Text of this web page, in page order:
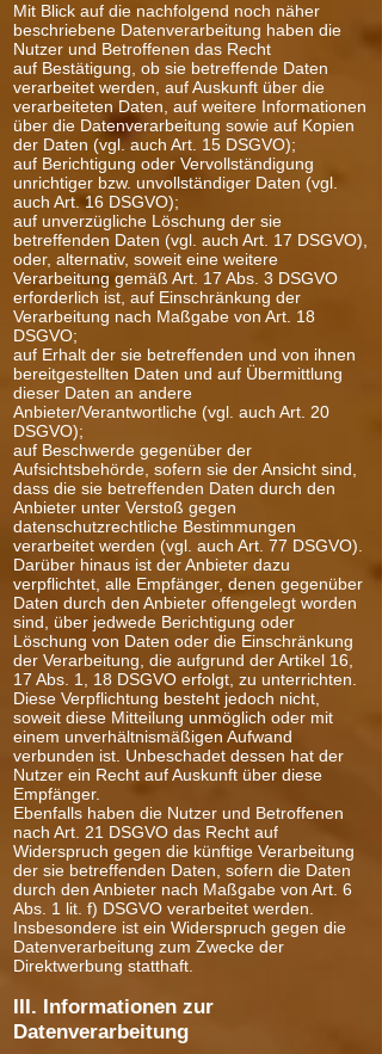
Mit Blick auf die nachfolgend noch näher
beschriebene Datenverarbeitung haben die
Nutzer und Betroffenen das Recht
auf Bestätigung, ob sie betreffende Daten
verarbeitet werden, auf Auskunft über die
verarbeiteten Daten, auf weitere Informationen
über die Datenverarbeitung sowie auf Kopien
der Daten (vgl. auch Art. 15 DSGVO);
auf Berichtigung oder Vervollständigung
unrichtiger bzw. unvollständiger Daten (vgl.
auch Art. 16 DSGVO);
auf unverzügliche Löschung der sie
betreffenden Daten (vgl. auch Art. 17 DSGVO),
oder, alternativ, soweit eine weitere
Verarbeitung gemäß Art. 17 Abs. 3 DSGVO
erforderlich ist, auf Einschränkung der
Verarbeitung nach Maßgabe von Art. 18
DSGVO;
auf Erhalt der sie betreffenden und von ihnen
bereitgestellten Daten und auf Übermittlung
dieser Daten an andere
Anbieter/Verantwortliche (vgl. auch Art. 20
DSGVO);
auf Beschwerde gegenüber der
Aufsichtsbehörde, sofern sie der Ansicht sind,
dass die sie betreffenden Daten durch den
Anbieter unter Verstoß gegen
datenschutzrechtliche Bestimmungen
verarbeitet werden (vgl. auch Art. 77 DSGVO).
Darüber hinaus ist der Anbieter dazu
verpflichtet, alle Empfänger, denen gegenüber
Daten durch den Anbieter offengelegt worden
sind, über jedwede Berichtigung oder
Löschung von Daten oder die Einschränkung
der Verarbeitung, die aufgrund der Artikel 16,
17 Abs. 1, 18 DSGVO erfolgt, zu unterrichten.
Diese Verpflichtung besteht jedoch nicht,
soweit diese Mitteilung unmöglich oder mit
einem unverhältnismäßigen Aufwand
verbunden ist. Unbeschadet dessen hat der
Nutzer ein Recht auf Auskunft über diese
Empfänger.
Ebenfalls haben die Nutzer und Betroffenen
nach Art. 21 DSGVO das Recht auf
Widerspruch gegen die künftige Verarbeitung
der sie betreffenden Daten, sofern die Daten
durch den Anbieter nach Maßgabe von Art. 6
Abs. 1 lit. f) DSGVO verarbeitet werden.
Insbesondere ist ein Widerspruch gegen die
Datenverarbeitung zum Zwecke der
Direktwerbung statthaft.
III. Informationen zur
Datenverarbeitung